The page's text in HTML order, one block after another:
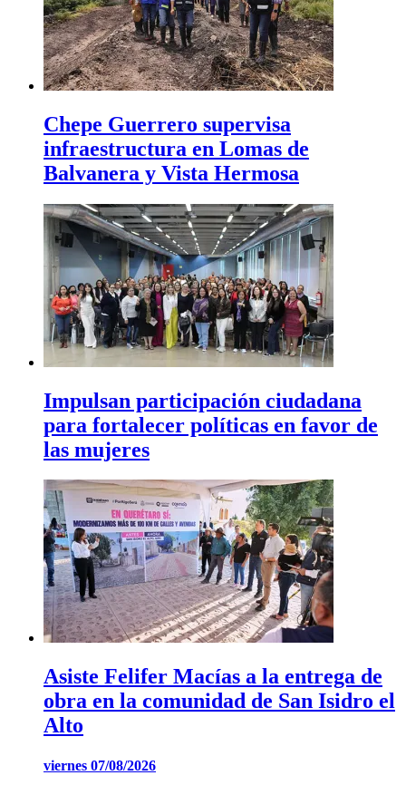
Chepe Guerrero supervisa
infraestructura en Lomas de
Balvanera y Vista Hermosa
Impulsan participación ciudadana
para fortalecer políticas en favor de
las mujeres
Asiste Felifer Macías a la entrega de
obra en la comunidad de San Isidro el
Alto
viernes 07/08/2026